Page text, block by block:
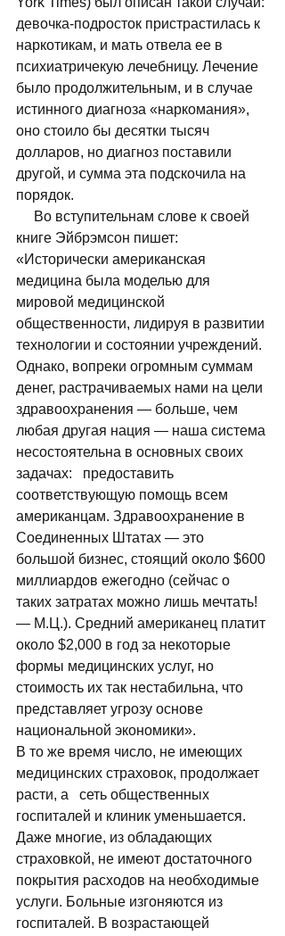
девочка-подросток пристрастилась к
наркотикам, и мать отвела ее в
психиатричекую лечебницу. Лечение
было продолжительным, и в случае
истинного диагноза «наркомания»,
оно стоило бы десятки тысяч
долларов, но диагноз поставили
другой, и сумма эта подскочила на
порядок.
Во вступительнам слове к своей
книге Эйбрэмсон пишет:
«Исторически американская
медицина была моделью для
мировой медицинской
общественности, лидируя в развитии
технологии и состоянии учреждений.
Однако, вопреки огромным суммам
денег, растрачиваемых нами на цели
здравоохранения — больше, чем
любая другая нация — наша система
несостоятельна в основных своих
задачах:   предоставить
соответствующую помощь всем
американцам. Здравоохранение в
Соединенных Штатах — это
большой бизнес, стоящий около $600
миллиардов ежегодно (сейчас о
таких затратах можно лишь мечтать!
— М.Ц.). Средний американец платит
около $2,000 в год за некоторые
формы медицинских услуг, но
стоимость их так нестабильна, что
представляет угрозу основе
национальной экономики».
В то же время число, не имеющих
медицинских страховок, продолжает
расти, а   сеть общественных
госпиталей и клиник уменьшается.
Даже многие, из обладающих
страховкой, не имеют достаточного
покрытия расходов на необходимые
услуги. Больные изгоняются из
госпиталей. В возрастающей